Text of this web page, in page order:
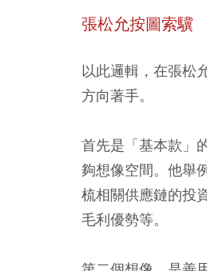
張松允按圖索驥
以此邏輯，在張松
方向著手。
首先是「基本款」
夠想像空間。他舉
梳相關供應鏈的投
毛利優勢等。